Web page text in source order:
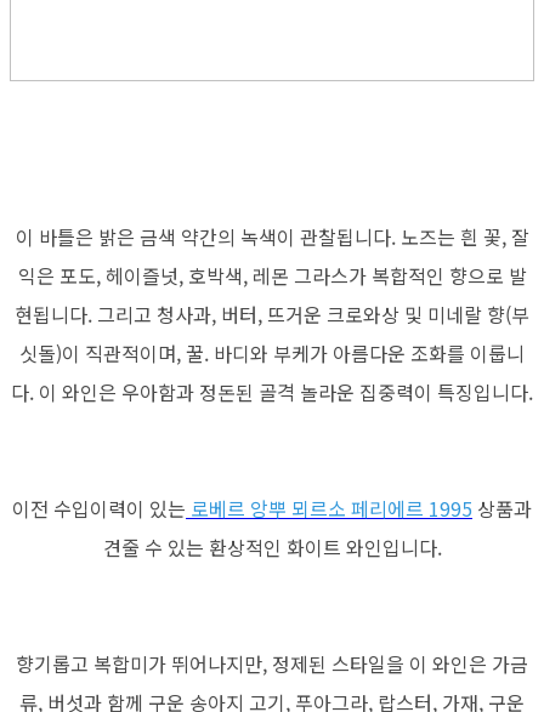
이 바틀은 밝은 금색 약간의 녹색이 관찰됩니다. 노즈는 흰 꽃, 잘
익은 포도, 헤이즐넛, 호박색, 레몬 그라스가 복합적인 향으로 발
현됩니다. 그리고 청사과, 버터, 뜨거운 크로와상 및 미네랄 향(부
싯돌)이 직관적이며, 꿀. 바디와 부케가 아름다운 조화를 이룹니
다. 이 와인은 우아함과 정돈된 골격 놀라운 집중력이 특징입니다.
이전 수입이력이 있는 로베르 앙뿌 뫼르소 페리에르 1995 상품과
견줄 수 있는 환상적인 화이트 와인입니다.
향기롭고 복합미가 뛰어나지만, 정제된 스타일을 이 와인은 가금
류, 버섯과 함께 구운 송아지 고기, 푸아그라, 랍스터, 가재, 구운